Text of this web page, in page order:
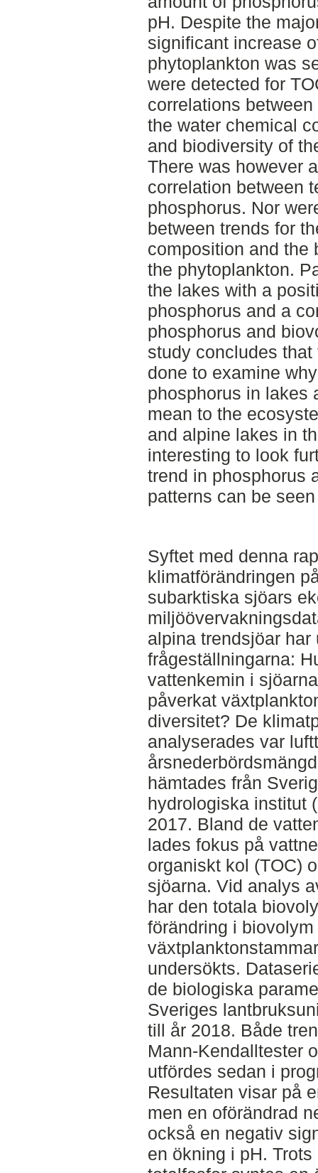
pH. Despite the
significant increase
phytoplankton was
were detected for
correlations
the water chemical
and biodiversity of
There was however
correlation between
phosphorus. Nor
between trends for
composition and the
the phytoplankton.
the lakes with a
phosphorus and a
phosphorus and
study concludes
done to examine
phosphorus in lakes
mean to the
and alpine lakes in
interesting to look
trend in phosphorus
patterns can be
Syftet med denna
klimatförändringen
subarktiska sjöars
alpina trendsjöar
frågeställningarna:
vattenkemin i
påverkat
diversitet? De
analyserades var
hämtades från
hydrologiska institut
2017. Bland de
lades fokus på
organiskt kol (TOC)
sjöarna. Vid analys
har den totala
förändring i
undersökts.
de biologiska
Sveriges
till år 2018. Både
Mann-Kendalltester
utfördes sedan i
Resultaten visar på
men en oförändrad
också en negativ
en ökning i pH.